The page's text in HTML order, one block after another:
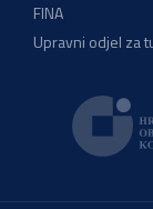
FINA
Upravni odjel za